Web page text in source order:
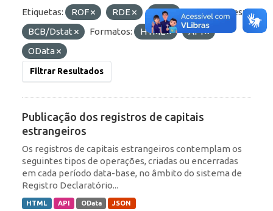
Etiquetas: ROF RDE IED
Organizações:
BCB/Dstat
Formatos: HTML
API
OData
Filtrar Resultados
Publicação dos registros de capitais
estrangeiros
Os registros de capitais estrangeiros contemplam os
seguintes tipos de operações, criadas ou encerradas
em cada período data-base, no âmbito do sistema de
Registro Declaratório...
HTML API OData JSON